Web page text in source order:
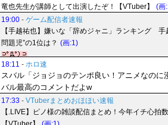
竜也先生が講師として出演したぞ！【VTuber】
(画
19:00 - ゲーム配信者速報
【手越祐也】嫌いな「辞めジャニ」ランキング 手
問題児”の1位は？ (画:1)
18:11 - ホロ速
スバル「ジョジョのテンポ良い！アニメなの
バル最高のコメントだよw
17:33 - VTuberまとめおほほい速報
【.LIVE】ピノ様の雑談配信まとめ！今年イチ心